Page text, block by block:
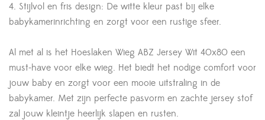
4. Stijlvol en fris design: De witte kleur past bij elke
babykamerinrichting en zorgt voor een rustige sfeer.
Al met al is het Hoeslaken Wieg ABZ Jersey Wit 40x80 een
must-have voor elke wieg. Het biedt het nodige comfort voor
jouw baby en zorgt voor een mooie uitstraling in de
babykamer. Met zijn perfecte pasvorm en zachte jersey stof
zal jouw kleintje heerlijk slapen en rusten.